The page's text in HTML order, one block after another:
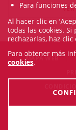
MAPA WEB
© Thu Aug 06
Para funciones
Al hacer clic en
todas las cookies.
rechazarlas, haz
Para obtener más
cookies.